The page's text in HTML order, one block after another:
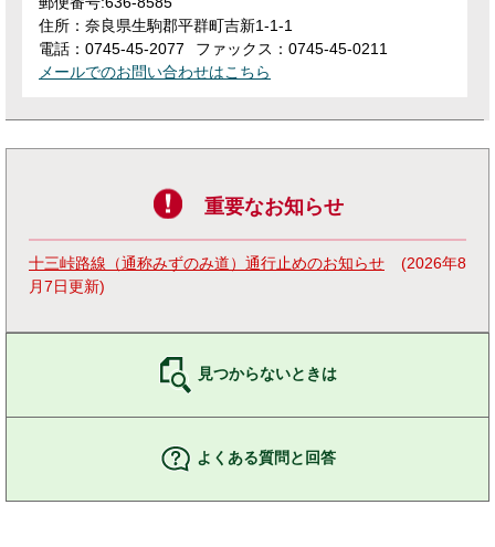
住所：奈良県生駒郡平群町吉新1-1-1
電話：0745-45-2077
ファックス：0745-45-0211
メールでのお問い合わせはこちら
重要なお知らせ
十三峠路線（通称みずのみ道）通行止めのお知らせ
2026年8
月7日更新
見つからないときは
よくある質問と回答